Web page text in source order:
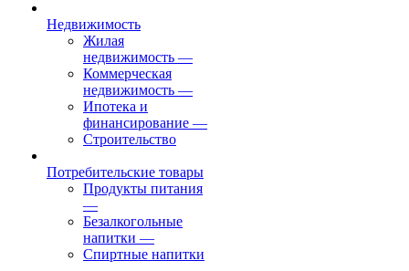
Недвижимость
Жилая
недвижимость —
Коммерческая
недвижимость —
Ипотека и
финансирование —
Строительство
Потребительские товары
Продукты питания
—
Безалкогольные
напитки —
Спиртные напитки